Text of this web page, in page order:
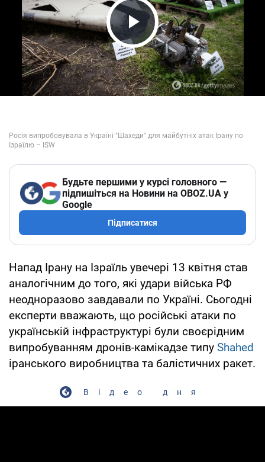
Play Video
Будьте першими у курсі головного —
підпишіться на Новини на OBOZ.UA у
Google
Підписатися
Напад Ірану на Ізраїль увечері 13 квітня став
аналогічним до того, які удари війська РФ
неодноразово завдавали по Україні. Сьогодні
експерти вважають, що російські атаки по
українській інфраструктурі були своєрідним
випробуванням дронів-камікадзе типу Shahed
іранського виробництва та балістичних ракет.
Відео дня